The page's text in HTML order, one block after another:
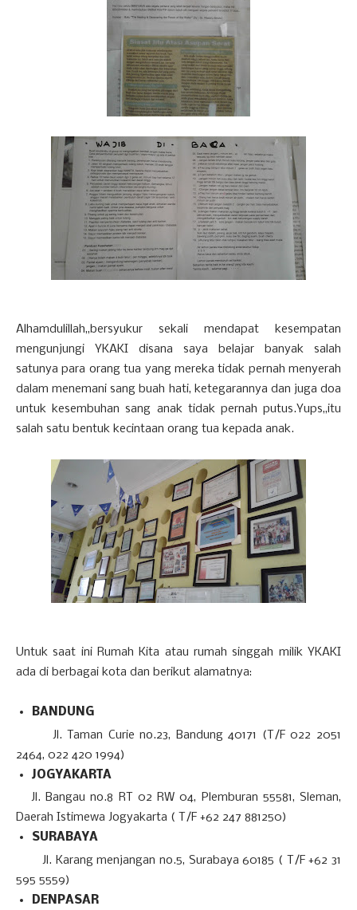
Alhamdulillah,,bersyukur sekali mendapat kesempatan
mengunjungi YKAKI disana saya belajar banyak salah
satunya para orang tua yang mereka tidak pernah menyerah
dalam menemani sang buah hati, ketegarannya dan juga doa
untuk kesembuhan sang anak tidak pernah putus.Yups,,itu
salah satu bentuk kecintaan orang tua kepada anak.
Untuk saat ini Rumah Kita atau rumah singgah milik YKAKI
ada di berbagai kota dan berikut alamatnya:
BANDUNG
Jl. Taman Curie no.23, Bandung 40171 (T/F 022 2051
2464, 022 420 1994)
JOGYAKARTA
Jl. Bangau no.8 RT 02 RW 04, Plemburan 55581, Sleman,
Daerah Istimewa Jogyakarta ( T/F +62 247 881250)
SURABAYA
Jl. Karang menjangan no.5, Surabaya 60185 ( T/F +62 31
595 5559)
DENPASAR